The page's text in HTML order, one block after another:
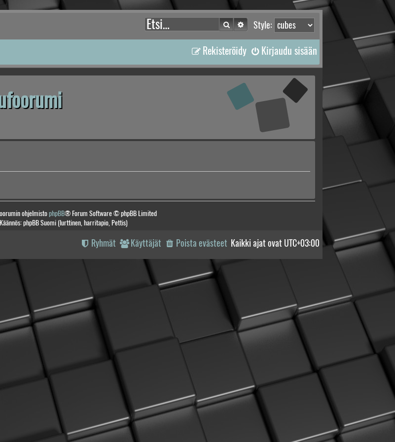
Style:
Etsi Tarkennettu haku
Kirjaudu sisään
Rekisteröidy
ohjelmistophpBB® Forum Software © phpBB Limited
Käännös: phpBB Suomi (lurttinen, harritapio, Pettis)
Kaikki ajat ovat UTC+03:00
Poista evästeet
Käyttäjät
Ryhmät